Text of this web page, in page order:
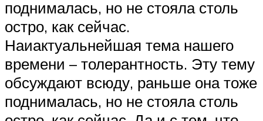
поднималась, но не стояла столь
остро, как сейчас.
Наиактуальнейшая тема нашего
времени – толерантность. Эту тему
обсуждают всюду, раньше она тоже
поднималась, но не стояла столь